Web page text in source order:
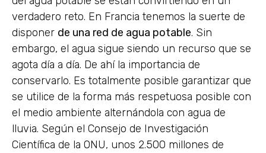
verdadero reto. En Francia tenemos la suerte de
disponer de una red de agua potable. Sin
embargo, el agua sigue siendo un recurso que se
agota día a día. De ahí la importancia de
conservarlo. Es totalmente posible garantizar que
se utilice de la forma más respetuosa posible con
el medio ambiente alternándola con agua de
lluvia. Según el Consejo de Investigación
Científica de la ONU, unos 2.500 millones de